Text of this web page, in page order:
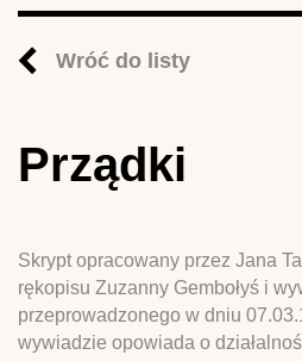
Wróć do listy
Prządki
Skrypt opracowany przez Jana
rękopisu Zuzanny Gembołyś i
przeprowadzonego w dniu
wywiadzie opowiada o